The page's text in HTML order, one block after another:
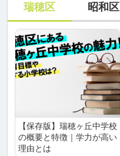
瑞穂区 昭和区
【保存版】瑞穂ヶ丘中学校
の概要と特徴｜学力が高い
理由とは